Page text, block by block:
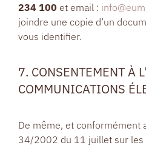
234 100 et email :
joindre une copie d’un
vous identifier.
7. CONSENTEMENT À
COMMUNICATIONS
De même, et conformément
34/2002 du 11 juillet sur les